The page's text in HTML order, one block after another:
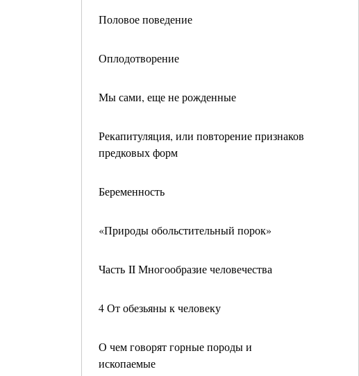
Половое поведение
Оплодотворение
Мы сами, еще не рожденные
Рекапитуляция, или повторение признаков
предковых форм
Беременность
«Природы обольстительный порок»
Часть II Многообразие человечества
4 От обезьяны к человеку
О чем говорят горные породы и
ископаемые